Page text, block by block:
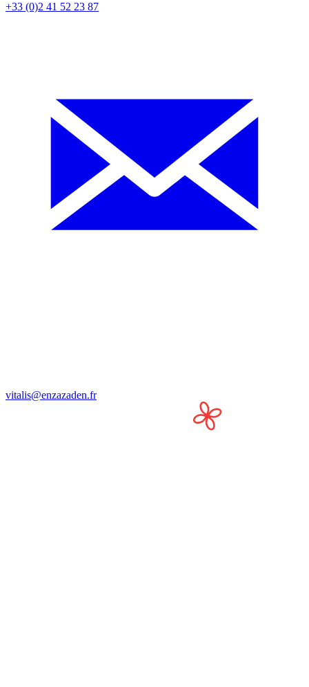
+33 (0)2 41 52 23 87
vitalis@enzazaden.fr